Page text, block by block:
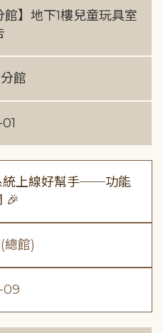
館】地下1樓兒童玩具室
館
統上線好幫手──功能
🎉
總館)
09